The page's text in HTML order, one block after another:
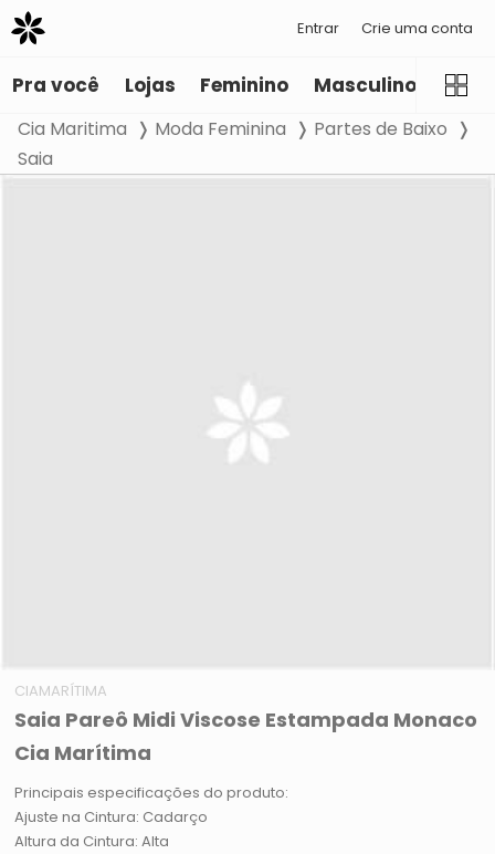
Entrar Crie uma conta
Pra você Lojas Feminino Masculino
Cia Maritima Moda Feminina
Partes de Baixo
Saia
CIAMARÍTIMA
Saia Pareô Midi Viscose Estampada Monaco
Cia Marítima
Principais especificações do produto:
Ajuste na Cintura: Cadarço
Altura da Cintura: Alta